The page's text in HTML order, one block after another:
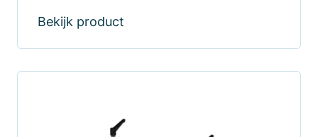
Bekijk product